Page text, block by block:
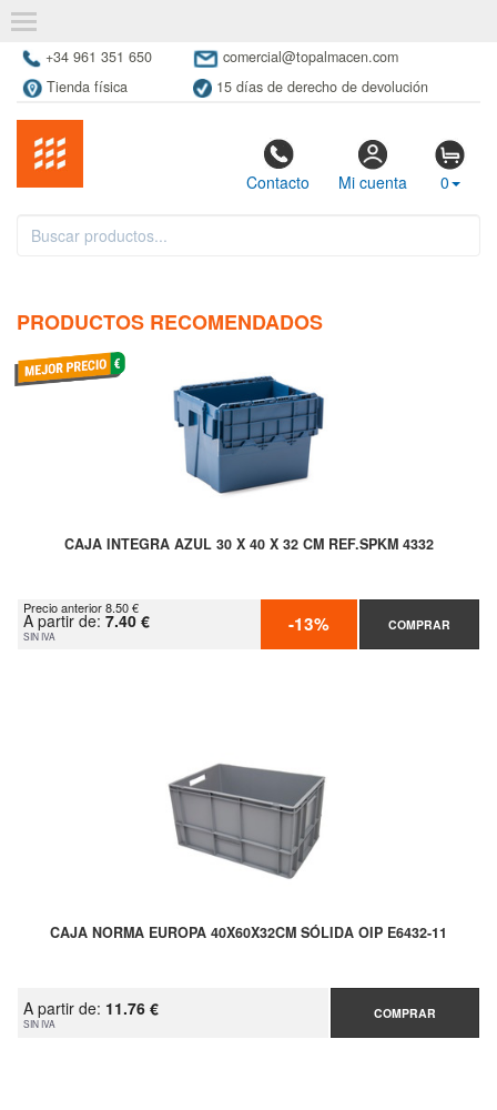
+34 961 351 650
comercial@topalmacen.com
Tienda física
15 días de derecho de devolución
Contacto Mi cuenta 0
PRODUCTOS RECOMENDADOS
CAJA INTEGRA AZUL 30 X 40 X 32 CM REF.SPKM 4332
Precio anterior 8.50 €
A partir de: 7.40 €
SIN IVA -13% COMPRAR
CAJA NORMA EUROPA 40X60X32CM SÓLIDA OIP E6432-11
A partir de: 11.76 €
SIN IVA
COMPRAR